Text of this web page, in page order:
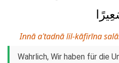
Innā aʿtadnā lil-kāfirīna
Wahrlich, Wir haben für die